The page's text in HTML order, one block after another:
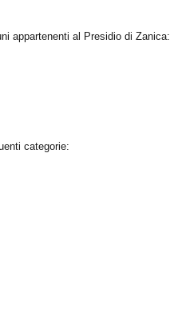
appartenenti al Presidio di Zanica:
categorie: